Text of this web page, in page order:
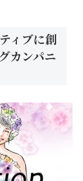
ィブに創
カンパニ